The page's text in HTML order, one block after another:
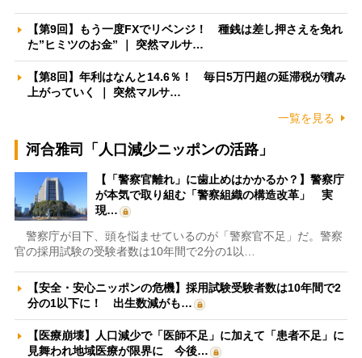
【第9回】もう一度FXでリベンジ！ 種銭は差し押さえを免れ
た”ヒミツのお金” ｜ 突然マルサ…
【第8回】年利はなんと14.6％！ 毎日5万円超の延滞税が積み
上がっていく ｜ 突然マルサ…
一覧を見る
河合雅司「人口減少ニッポンの活路」
【「警察官離れ」に歯止めはかかるか？】警察庁
が本気で取り組む「警察組織の構造改革」 実
現…
警察庁が目下、頭を悩ませているのが「警察官不足」だ。警察
官の採用試験の受験者数は10年間で2分の1以…
【安全・安心ニッポンの危機】採用試験受験者数は10年間で2
分の1以下に！ 出生数減がも…
【医療崩壊】人口減少で「医師不足」に加えて「患者不足」に
見舞われ地域医療が限界に 今後…